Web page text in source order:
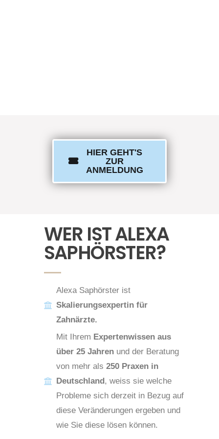
HIER GEHT'S
ZUR
ANMELDUNG
WER IST ALEXA
SAPHÖRSTER?
Alexa Saphörster ist
Skalierungsexpertin für
Zahnärzte.
Mit Ihrem Expertenwissen aus
über 25 Jahrenund der Beratung
von mehr als 250 Praxen in
Deutschland, weiss sie welche
Probleme sich derzeit in Bezug auf
diese Veränderungen ergeben und
wie Sie diese lösen können.